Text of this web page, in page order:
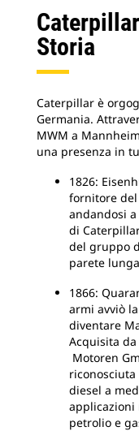
Storia
Caterpillar è
Germania.
MWM a
una presenza in
1826:
fornitore
andandosi
di
del gruppo
parete
1866:
armi avviò
diventare
Acquisita
Motoren
diesel a
applicazioni
petrolio e